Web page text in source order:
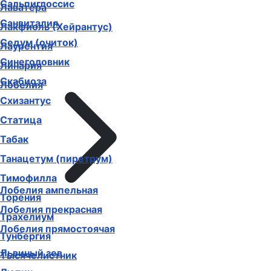
Лаватера
Лакфиоль (Хейрантус)
Лаурентия
Линария
Лобелия
Лобелия ампельная
Лобелия прекрасная
Лобелия прямостоячая
Львиный зев
Сальпиглоссис
Санвиталия
Седум (очиток)
Синеголовник
Скабиоза
Схизантус
Статица
Табак
Танацетум (пиретрум)
Тимофилла
Торения
Трахелиум
Тунбергия
Тысячелистник